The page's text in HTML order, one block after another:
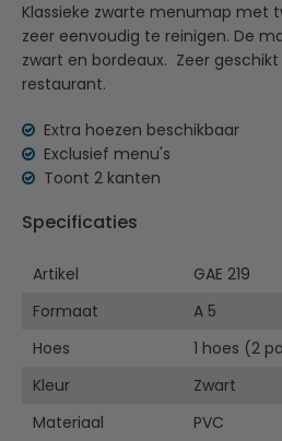
Klassieke zwarte menumap met
zeer eenvoudig te reinigen. De
zwart en bordeaux. Zeer
restaurant.
Extra hoezen beschikbaar
Exclusief menu's
Toont 2 kanten
Specificaties
Artikel
GAE 219
Formaat
A 5
Hoes
1 hoes (2
Kleur
Zwart
Materiaal
PVC